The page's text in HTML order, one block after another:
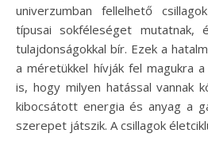
univerzumban fellelhető
típusai sokféleséget mutatnak,
tulajdonságokkal bír. Ezek a
a méretükkel hívják fel magukra
is, hogy milyen hatással vannak
kibocsátott energia és anyag a
szerepet játszik. A csillagok